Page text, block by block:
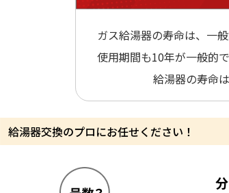
ガス給湯器の寿命は、一
使用期間も10年が一般的
給湯器の寿命
給湯器交換のプロにお任せください！